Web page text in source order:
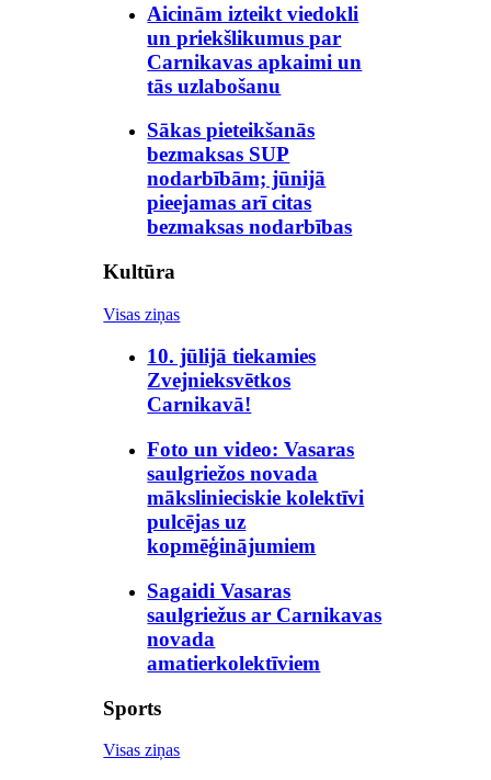
Aicinām izteikt viedokli
un priekšlikumus par
Carnikavas apkaimi un
tās uzlabošanu
Sākas pieteikšanās
bezmaksas SUP
nodarbībām; jūnijā
pieejamas arī citas
bezmaksas nodarbības
Kultūra
Visas ziņas
10. jūlijā tiekamies
Zvejnieksvētkos
Carnikavā!
Foto un video: Vasaras
saulgriežos novada
mākslinieciskie kolektīvi
pulcējas uz
kopmēģinājumiem
Sagaidi Vasaras
saulgriežus ar Carnikavas
novada
amatierkolektīviem
Sports
Visas ziņas